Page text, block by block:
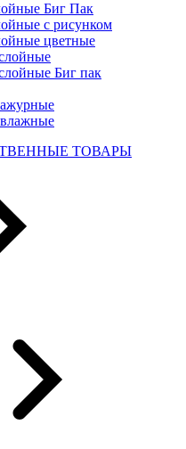
Биг Пак
с рисунком
цветные
Биг пак
ТОВАРЫ